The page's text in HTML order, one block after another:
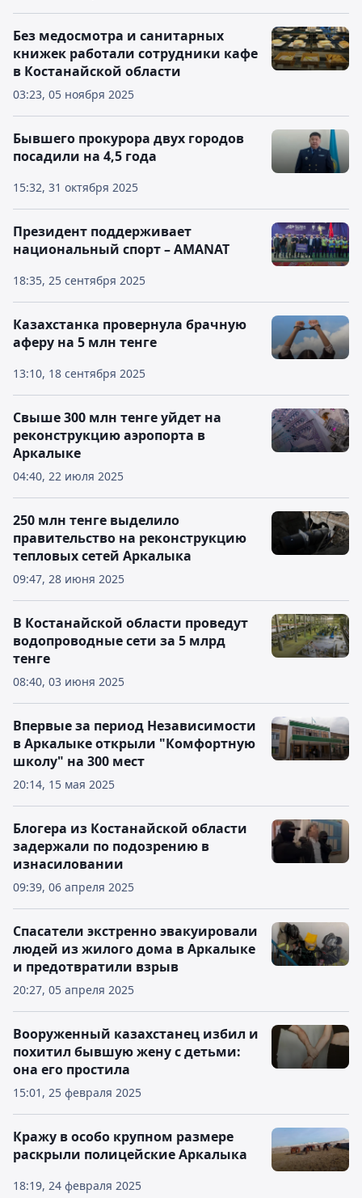
03:23, 05 ноября 2025
Без медосмотра и санитарных
книжек работали сотрудники кафе
в Костанайской области
15:32, 31 октября 2025
Бывшего прокурора двух городов
посадили на 4,5 года
18:35, 25 сентября 2025
Президент поддерживает
национальный спорт – AMANAT
13:10, 18 сентября 2025
Казахстанка провернула брачную
аферу на 5 млн тенге
04:40, 22 июля 2025
Свыше 300 млн тенге уйдет на
реконструкцию аэропорта в
Аркалыке
09:47, 28 июня 2025
250 млн тенге выделило
правительство на реконструкцию
тепловых сетей Аркалыка
08:40, 03 июня 2025
В Костанайской области проведут
водопроводные сети за 5 млрд
тенге
20:14, 15 мая 2025
Впервые за период Независимости
в Аркалыке открыли "Комфортную
школу" на 300 мест
09:39, 06 апреля 2025
Блогера из Костанайской области
задержали по подозрению в
изнасиловании
20:27, 05 апреля 2025
Спасатели экстренно эвакуировали
людей из жилого дома в Аркалыке
и предотвратили взрыв
15:01, 25 февраля 2025
Вооруженный казахстанец избил и
похитил бывшую жену с детьми:
она его простила
18:19, 24 февраля 2025
Кражу в особо крупном размере
раскрыли полицейские Аркалыка